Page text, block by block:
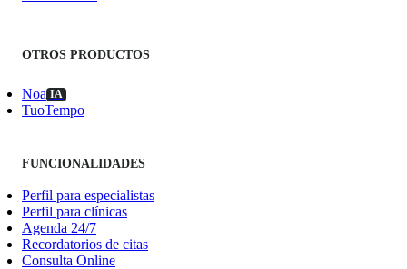
OTROS PRODUCTOS
Noa IA
TuoTempo
FUNCIONALIDADES
Perfil para especialistas
Perfil para clínicas
Agenda 24/7
Recordatorios de citas
Consulta Online